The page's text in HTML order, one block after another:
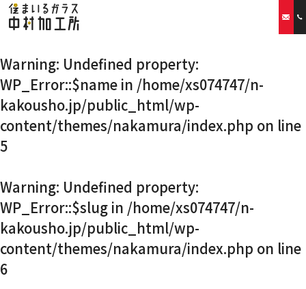
ホーム
当社の特徴
リフォームプラン
ご利用案内
スタッフ紹介
Warning: Undefined property:
WP_Error::$name in /home/xs074747/n-
kakousho.jp/public_html/wp-
content/themes/nakamura/index.php on line
5
Warning: Undefined property:
WP_Error::$slug in /home/xs074747/n-
kakousho.jp/public_html/wp-
content/themes/nakamura/index.php on line
6